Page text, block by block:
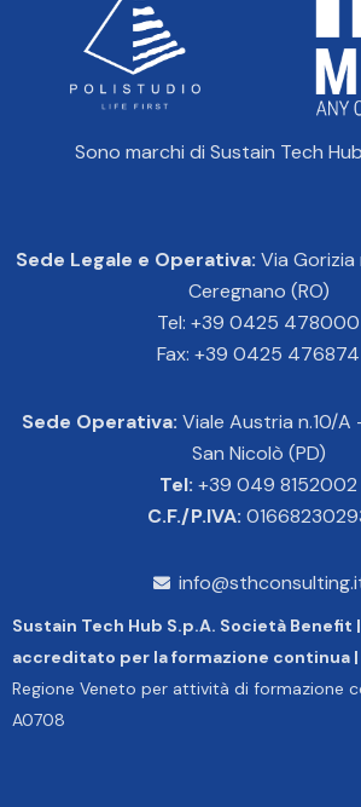
Sono marchi di Sustain Tech Hub
Sede Legale e Operativa: Via
Ceregnano (RO)
Tel: +39 0425 478000
Fax: +39 0425 476874
Sede Operativa: Viale Austria n.10/
San Nicolò (PD)
Tel: +39 049 8152002
C.F./P.IVA:
Sustain Tech Hub S.p.A. Società Benefit
accreditato per la formazione continua |
Regione Veneto per attività di formazione
A0708